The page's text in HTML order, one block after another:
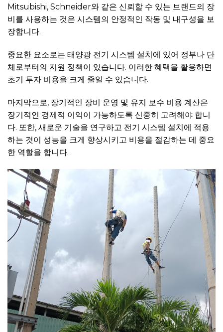
Mitsubishi, Schneider와 같은 신뢰할 수 있는 브랜드의 장
비를 사용하는 것은 시스템의 안정적인 작동 및 내구성을 보
장합니다.
중요한 요소로는 태양광 전기 시스템 설치에 있어 정부나 단
체로부터의 지원 정책이 있습니다. 이러한 혜택을 활용하면
초기 투자 비용을 크게 줄일 수 있습니다.
마지막으로, 장기적인 장비 운영 및 유지 보수 비용 계산은
장기적인 경제적 이익이 가능하도록 신중히 고려해야 합니
다. 또한, 새로운 기술을 연구하고 전기 시스템 설치에 적용
하는 것이 성능을 크게 향상시키고 비용을 절감하는 데 중요
한 역할을 합니다.